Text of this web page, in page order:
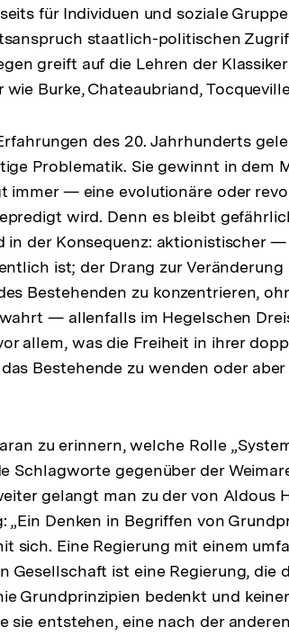
für Individuen und soziale
staatlich-politischen
greift auf die Lehren der
Burke, Chateaubriand,
des 20. Jahrhunderts
Problematik. Sie gewinnt in dem
— eine evolutionäre oder
wird. Denn es bleibt
der Konsequenz: aktionistischer
ist; der Drang zur
Bestehenden zu konzentrieren,
— allenfalls im Hegelschen
allem, was die Freiheit in ihrer
Bestehende zu wenden oder aber
zu erinnern, welche Rolle
Schlagworte gegenüber der
gelangt man zu der von Aldous
Denken in Begriffen von
sich. Eine Regierung mit einem
Gesellschaft ist eine Regierung, die
Grundprinzipien bedenkt und
sie entstehen, eine nach der